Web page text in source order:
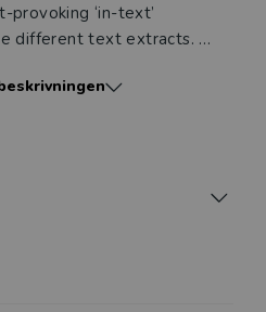
provoking ‘in-text’
different text extracts.
Texts and Events: Cultural
the texts included in
and ‘Suggestions for